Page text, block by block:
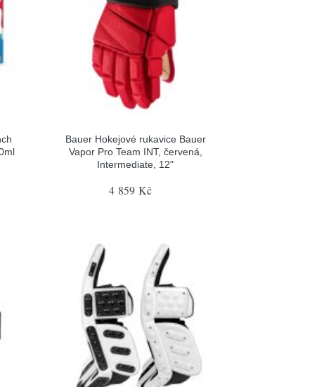
Bauer Hokejové rukavice Bauer
Vapor Pro Team INT, červená,
Intermediate, 12"
4 859 Kč